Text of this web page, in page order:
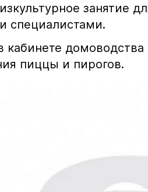
занятие
специалистами.
кабинете домоводства
пиццы и пирогов.